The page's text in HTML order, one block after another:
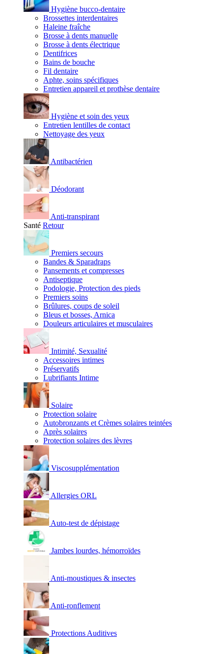
Hygiène bucco-dentaire
Brossettes interdentaires
Haleine fraîche
Brosse à dents manuelle
Brosse à dents électrique
Dentifrices
Bains de bouche
Fil dentaire
Aphte, soins spécifiques
Entretien appareil et prothèse dentaire
Hygiène et soin des yeux
Entretien lentilles de contact
Nettoyage des yeux
Antibactérien
Déodorant
Anti-transpirant
Santé Retour
Premiers secours
Bandes & Sparadraps
Pansements et compresses
Antiseptique
Podologie, Protection des pieds
Premiers soins
Brûlures, coups de soleil
Bleus et bosses, Arnica
Douleurs articulaires et musculaires
Intimité, Sexualité
Accessoires intimes
Préservatifs
Lubrifiants Intime
Solaire
Protection solaire
Autobronzants et Crèmes solaires teintées
Après solaires
Protection solaires des lèvres
Viscosupplémentation
Allergies ORL
Auto-test de dépistage
Jambes lourdes, hémorroïdes
Anti-moustiques & insectes
Anti-ronflement
Protections Auditives